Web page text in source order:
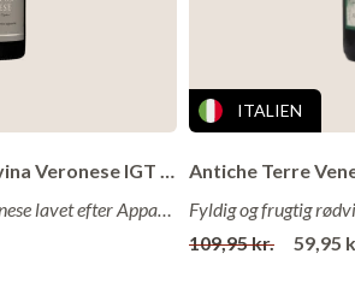
og den differentierede undergrund,
smag.
Cantina Danese - Corvina Veronese IGT 2022
Guldvinder Corvina Veronese lavet efter Appassimento-metoden!
ITALIEN
109,95 kr.
59,95